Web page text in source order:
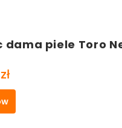
dama piele Toro
zł